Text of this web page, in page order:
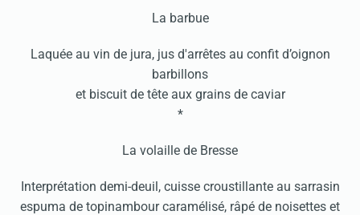
La barbue
Laquée au vin de jura, jus d'arrêtes au confit d’oignon
barbillons
et biscuit de tête aux grains de caviar
*
La volaille de Bresse
Interprétation demi-deuil, cuisse croustillante au sarrasin
espuma de topinambour caramélisé, râpé de noisettes et